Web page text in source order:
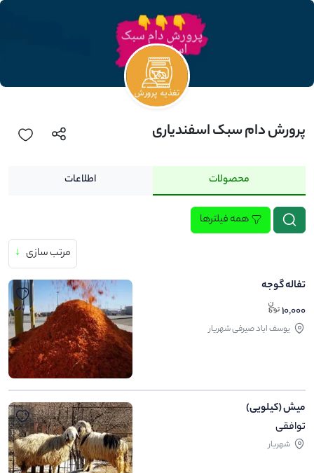
پرورش دام سبک اسفندیاری
محصولات اطلاعات
همه فیلترها
مرتب سازی ↓
تفاله گوجه
10,000
یوسف اباد صیرفی شهریار
میش (کیلویی)
توافقی
شهریار